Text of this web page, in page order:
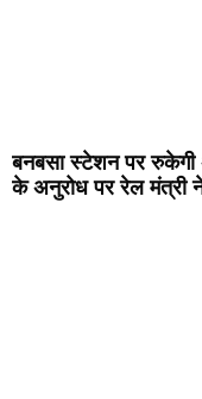
बनबसा स्टेशन पर रुकेगी
के अनुरोध पर रेल मंत्री